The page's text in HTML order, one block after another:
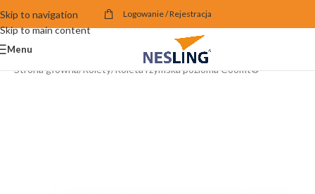
Skip to navigation
Skip to main content
Logowanie / Rejestracja
Menu
Strona główna/Rolety/Roleta rzymska pozioma Coolfit®